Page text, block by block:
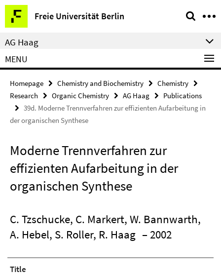
Springe
direkt
zu
Inhalt
Freie Universität Berlin
Service
Navigation
AG Haag
MENU
Homepage Chemistry and Biochemistry
Chemistry
Research
Organic Chemistry AG Haag
Publications
39d. Moderne Trennverfahren zur effizienten Aufarbeitung in
der organischen Synthese
Moderne Trennverfahren zur
effizienten Aufarbeitung in der
organischen Synthese
C. Tzschucke, C. Markert, W. Bannwarth,
A. Hebel, S. Roller, R. Haag – 2002
Title